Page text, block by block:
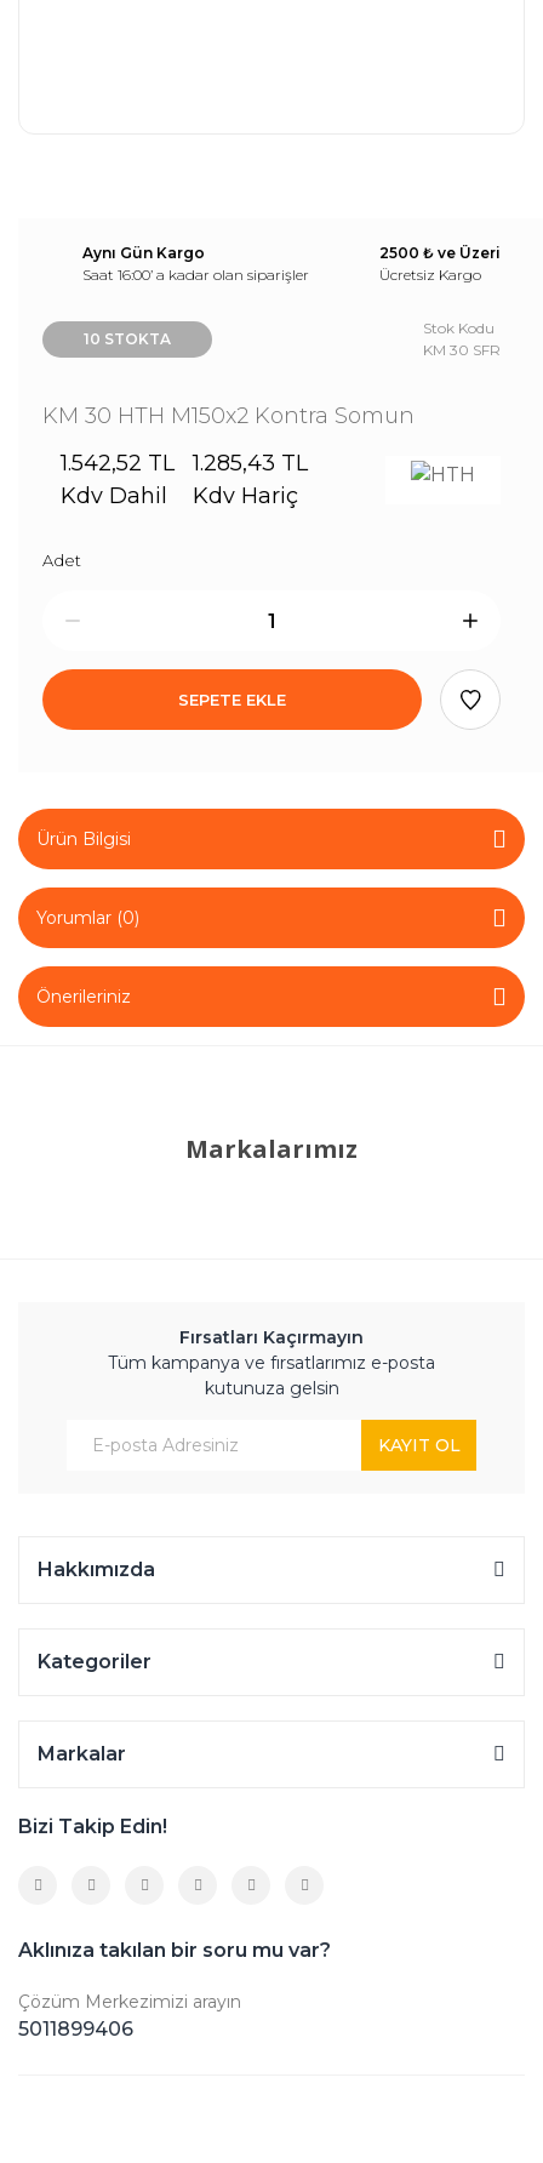
Aynı Gün Kargo
Saat 16:00’ a kadar olan siparişler
2500 ₺ ve Üzeri
Ücretsiz Kargo
10 STOKTA
Stok Kodu
KM 30 SFR
KM 30 HTH M150x2 Kontra Somun
1.542,52 TL
Kdv Dahil
1.285,43 TL
Kdv Hariç
Adet
SEPETE EKLE
Ürün Bilgisi
Yorumlar (0)
Önerileriniz
Markalarımız
Fırsatları Kaçırmayın
Tüm kampanya ve fırsatlarımız e-posta
kutunuza gelsin
KAYIT OL
Hakkımızda
Kategoriler
Markalar
Bizi Takip Edin!
Aklınıza takılan bir soru mu var?
Çözüm Merkezimizi arayın
5011899406